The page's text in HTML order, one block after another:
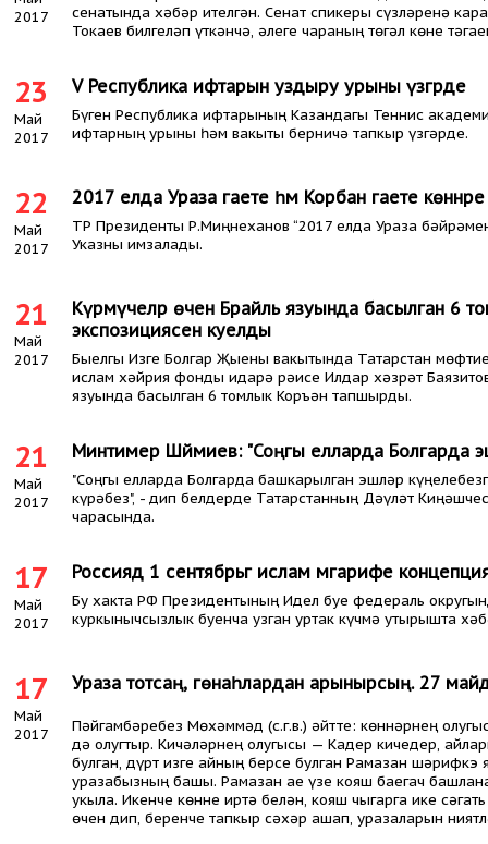
2017
сенатында хәбәр ителгән. Сенат спикеры сүзләренә
Токаев билгеләп үткәнчә, әлеге чараның төгәл көне
23
Май
2017
V Республика ифтарын уздыру урыны үзгәрде
Бүген Республика ифтарының Казандагы Теннис
ифтарның урыны һәм вакыты берничә тапкыр үзгәрде.
22
Май
2017
2017 елда Ураза гаете һәм Корбан гаете
ТР Президенты Р.Миңнеханов “2017 елда Ураза
Указны имзалады.
21
Май
2017
Күрмәүчеләр өчен Брайль язуында басылган 6
экспозициясенә куелды
Быелгы Изге Болгар Җыены вакытында Татарстан
ислам хәйрия фонды идарә рәисе Илдар хәзрәт
язуында басылган 6 томлык Коръән тапшырды.
21
Май
2017
Минтимер Шәймиев: "Соңгы елларда Болгарда
"Соңгы елларда Болгарда башкарылган эшләр
күрәбез", - дип белдерде Татарстанның Дәүләт
чарасында.
17
Май
2017
Россиядә 1 сентябрьгә ислам мәгарифе
Бу хакта РФ Президентының Идел буе федераль
куркынычсызлык буенча узган уртак күчмә утырышта
17
Май
2017
Ураза тотсаң, гөнаһлардан арынырсың. 27
Пәйгамбәребез Мөхәммәд (с.г.в.) әйтте: көннәрнең
дә олугтыр. Кичәләрнең олугысы — Кадер кичедер,
булган, дүрт изге айның берсе булган Рамазан
уразабызның башы. Рамазан ае үзе кояш баегач
укыла. Икенче көнне иртә белән, кояш чыгарга ике
өчен дип, беренче тапкыр сәхәр ашап, уразаларын